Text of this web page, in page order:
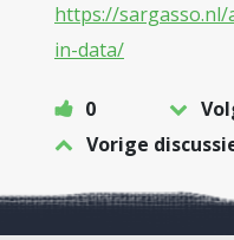
https://
in-data/
0
Vorige